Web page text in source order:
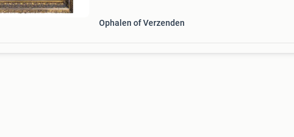
Ophalen of Verzenden